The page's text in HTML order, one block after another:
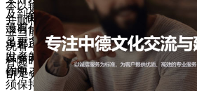
当前，“小程序·云开发”技术团队还在
足更多场景的业务需求。降低开发门
发者的精力解放出来，让他们投入到
作中。
本以辅助这些区域，以便所有用户可
并顺利导航。
导航：清晰的指示器和简短的任务流
须保持一致，尤其是号召性用语，并
在当前移动环境下，面对小程序的
业当前必须要好好用好的一个基本运
况看，需要企业具备一定的开发技术
种随时随地连接价值的发挥，或者找
司，为企业未来保驾护航。
及到各行各业，合作项目较复杂，那
没有什么问题的，因为小程序开发现
多都正在开发中，微信小程序是可以
以参考开发公司的案例、下载要开发
UI是否美观、操作是否简洁、功能是